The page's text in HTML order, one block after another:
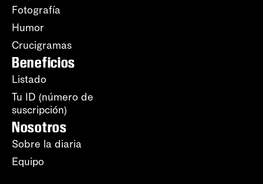
Fotografía
Humor
Crucigramas
Beneficios
Listado
Tu ID (número de
suscripción)
Nosotros
Sobre la diaria
Equipo